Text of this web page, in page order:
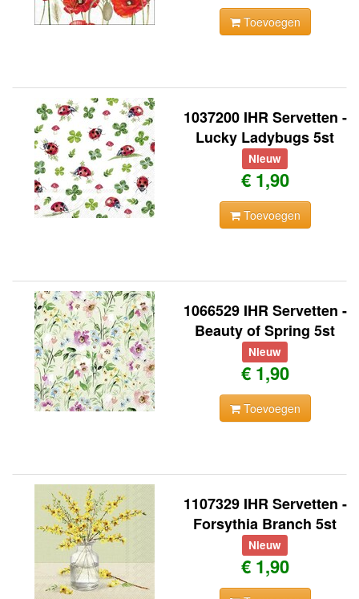
Toevoegen
1037200 IHR Servetten -
Lucky Ladybugs 5st
Nieuw
€ 1,90
Toevoegen
1066529 IHR Servetten -
Beauty of Spring 5st
Nieuw
€ 1,90
Toevoegen
1107329 IHR Servetten -
Forsythia Branch 5st
Nieuw
€ 1,90